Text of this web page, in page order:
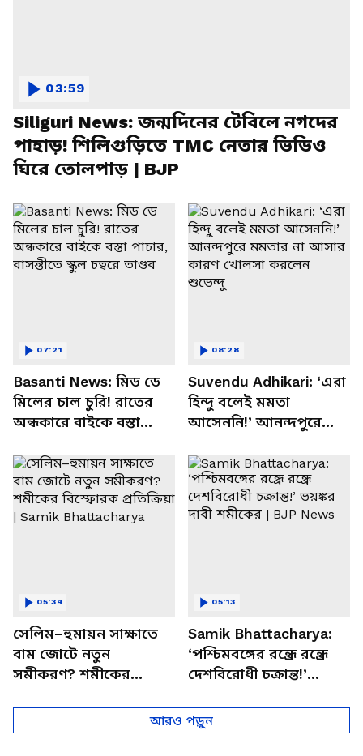
Siliguri News: জন্মদিনের টেবিলে নগদের
পাহাড়! শিলিগুড়িতে TMC নেতার ভিডিও
ঘিরে তোলপাড় | BJP
03:59
Basanti News: মিড ডে
মিলের চাল চুরি! রাতের
অন্ধকারে বাইকে বস্তা
চত্বরে তাণ্ডব
07:21
Suvendu Adhikari: ‘এরা
হিন্দু বলেই মমতা
আসেননি!’ আনন্দপুরে
খোলসা করলেন শুভেন্দু
08:28
সেলিম–হুমায়ন সাক্ষাতে
বাম জোটে নতুন
সমীকরণ? শমীকের
Samik Bhattacharya
05:34
Samik Bhattacharya:
‘পশ্চিমবঙ্গের রন্ধ্রে রন্ধ্রে
দেশবিরোধী চক্রান্ত!’
BJP News
05:13
আরও পড়ুন